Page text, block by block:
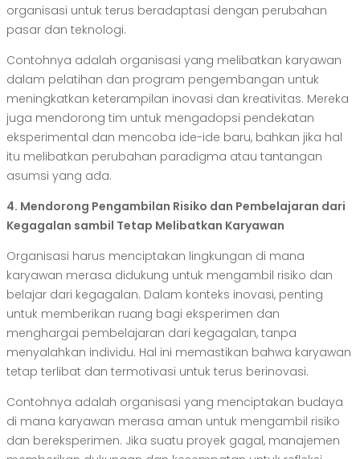
organisasi untuk terus beradaptasi dengan perubahan
pasar dan teknologi.
Contohnya adalah organisasi yang melibatkan karyawan
dalam pelatihan dan program pengembangan untuk
meningkatkan keterampilan inovasi dan kreativitas. Mereka
juga mendorong tim untuk mengadopsi pendekatan
eksperimental dan mencoba ide-ide baru, bahkan jika hal
itu melibatkan perubahan paradigma atau tantangan
asumsi yang ada.
4. Mendorong Pengambilan Risiko dan Pembelajaran dari
Kegagalan sambil Tetap Melibatkan Karyawan
Organisasi harus menciptakan lingkungan di mana
karyawan merasa didukung untuk mengambil risiko dan
belajar dari kegagalan. Dalam konteks inovasi, penting
untuk memberikan ruang bagi eksperimen dan
menghargai pembelajaran dari kegagalan, tanpa
menyalahkan individu. Hal ini memastikan bahwa karyawan
tetap terlibat dan termotivasi untuk terus berinovasi.
Contohnya adalah organisasi yang menciptakan budaya
di mana karyawan merasa aman untuk mengambil risiko
dan bereksperimen. Jika suatu proyek gagal, manajemen